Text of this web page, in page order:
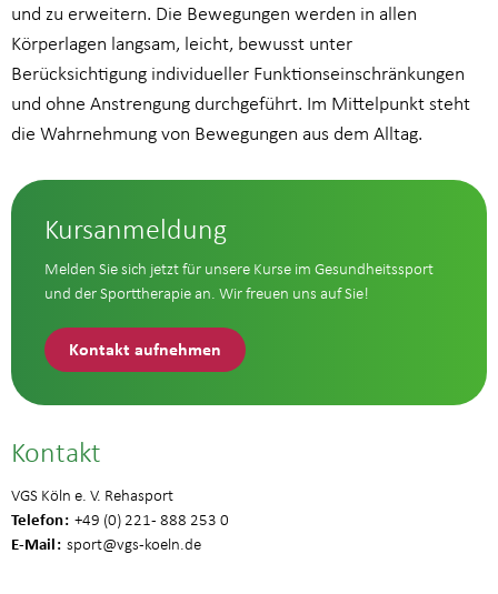
und zu erweitern. Die Bewegungen werden in allen
Körperlagen langsam, leicht, bewusst unter
Berücksichtigung individueller Funktionseinschränkungen
und ohne Anstrengung durchgeführt. Im Mittelpunkt steht
die Wahrnehmung von Bewegungen aus dem Alltag.
Kursanmeldung
Melden Sie sich jetzt für unsere Kurse im Gesundheitssport
und der Sporttherapie an. Wir freuen uns auf Sie!
Kontakt aufnehmen
Kontakt
VGS Köln e. V. Rehasport
Telefon +49 (0) 221 - 888 253 0
E-Mail sport@vgs-koeln.de